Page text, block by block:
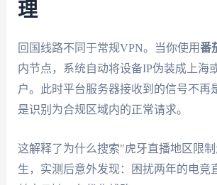
理
回国线路不同于常规VPN。当你使用番
内节点，系统自动将设备IP伪装成上海
户。此时平台服务器接收到的信号不再
是识别为合规区域内的正常请求。
这解释了为什么搜索"虎牙直播地区限
生，实测后意外发现：困扰两年的电竞